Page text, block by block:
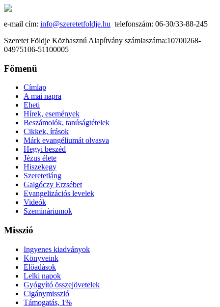
e-mail cím: info@szeretetfoldje.hu telefonszám: 06-30/33-88-245
Szeretet Földje Közhasznú Alapítvány számlaszáma:10700268-
04975106-51100005
Főmenü
Címlap
A mai napra
Eheti
Hírek, események
Beszámolók, tanúságtételek
Cikkek, írások
Márk evangéliumát olvasva
Hegyi beszéd
Jézus élete
Hiszekegy
Szeretetláng
Galgóczy Erzsébet
Evangelizációs levelek
Videók
Szemináriumok
Misszió
Ingyenes kiadványok
Könyveink
Előadások
Lelki napok
Gyógyító összejövetelek
Cigánymisszió
Támogatás, 1%